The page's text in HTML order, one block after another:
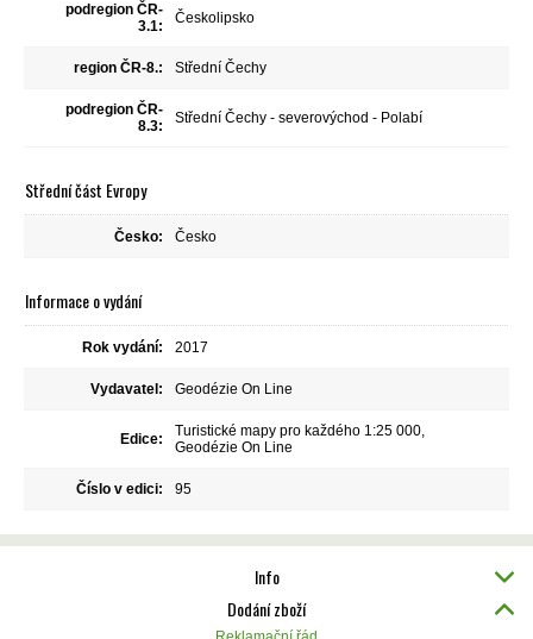
podregion ČR-
3.1:
Českolipsko
region ČR-8.: Střední Čechy
podregion ČR-
8.3:
Střední Čechy - severovýchod - Polabí
Střední část Evropy
Česko: Česko
Informace o vydání
Rok vydání: 2017
Vydavatel: Geodézie On Line
Edice:
Turistické mapy pro každého 1:25 000,
Geodézie On Line
Číslo v edici: 95
Info
Dodání zboží